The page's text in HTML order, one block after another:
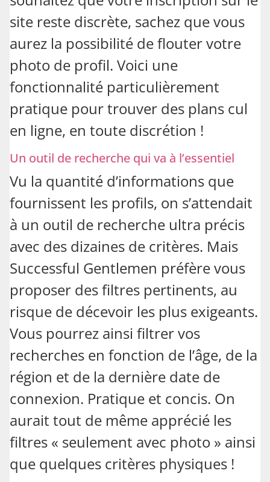
site reste discrète, sachez que vous
aurez la possibilité de flouter votre
photo de profil. Voici une
fonctionnalité particulièrement
pratique pour trouver des plans cul
en ligne, en toute discrétion !
Un outil de recherche qui va à l’essentiel
Vu la quantité d’informations que
fournissent les profils, on s’attendait
à un outil de recherche ultra précis
avec des dizaines de critères. Mais
Successful Gentlemen préfère vous
proposer des filtres pertinents, au
risque de décevoir les plus exigeants.
Vous pourrez ainsi filtrer vos
recherches en fonction de l’âge, de la
région et de la dernière date de
connexion. Pratique et concis. On
aurait tout de même apprécié les
filtres « seulement avec photo » ainsi
que quelques critères physiques !